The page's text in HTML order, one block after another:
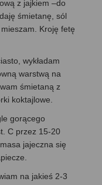
z jajkiem –do
śmietanę, sól
Kroję fetę
wykładam
warstwą na
śmietaną z
koktajlowe.
gorącego
C przez 15-20
jajeczna się
na jakieś 2-3